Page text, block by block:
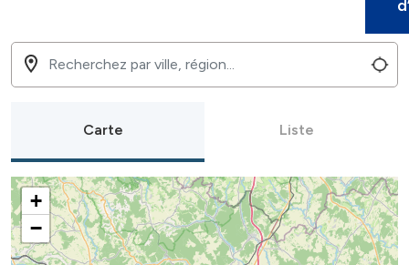
Carte Liste
+
−